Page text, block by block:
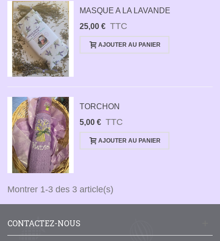
MASQUE A LA LAVANDE
25,00 € TTC
AJOUTER AU PANIER
TORCHON
5,00 € TTC
AJOUTER AU PANIER
Montrer 1-3 des 3 article(s)
CONTACTEZ-NOUS